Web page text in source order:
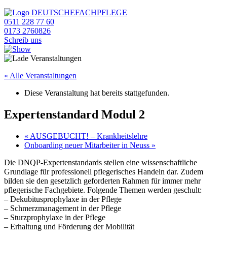
0511 228 77 60
0173 2760826
Schreib uns
« Alle Veranstaltungen
Diese Veranstaltung hat bereits stattgefunden.
Expertenstandard Modul 2
« AUSGEBUCHT! – Krankheitslehre
Onboarding neuer Mitarbeiter in Neuss »
Die DNQP-Expertenstandards stellen eine wissenschaftliche
Grundlage für professionell pflegerisches Handeln dar. Zudem
bilden sie den gesetzlich geforderten Rahmen für immer mehr
pflegerische Fachgebiete. Folgende Themen werden geschult:
– Dekubitusprophylaxe in der Pflege
– Schmerzmanagement in der Pflege
– Sturzprophylaxe in der Pflege
– Erhaltung und Förderung der Mobilität